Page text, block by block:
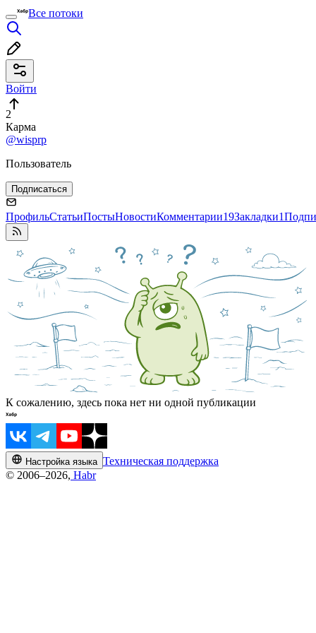
Все потоки
Войти
2
Карма
@wisprp
Пользователь
Подписаться
ПрофильСтатьиПостыНовостиКомментарии19Закладки1
К сожалению, здесь пока нет ни одной публикации
Настройка языка Техническая поддержка
© 2006–2026, Habr